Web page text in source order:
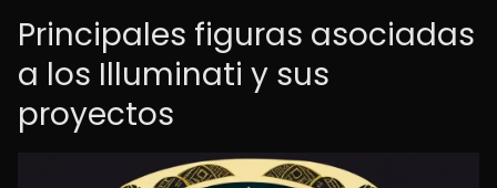
Principales figuras asociadas
a los Illuminati y sus
proyectos